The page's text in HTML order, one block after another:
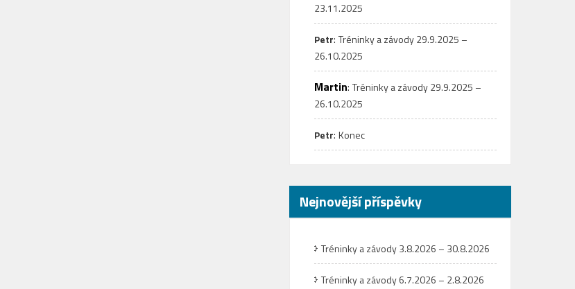
23.11.2025
Petr: Tréninky a závody 29.9.2025 –
26.10.2025
Martin: Tréninky a závody 29.9.2025 –
26.10.2025
Petr: Konec
Nejnovější příspěvky
Tréninky a závody 3.8.2026 – 30.8.2026
Tréninky a závody 6.7.2026 – 2.8.2026